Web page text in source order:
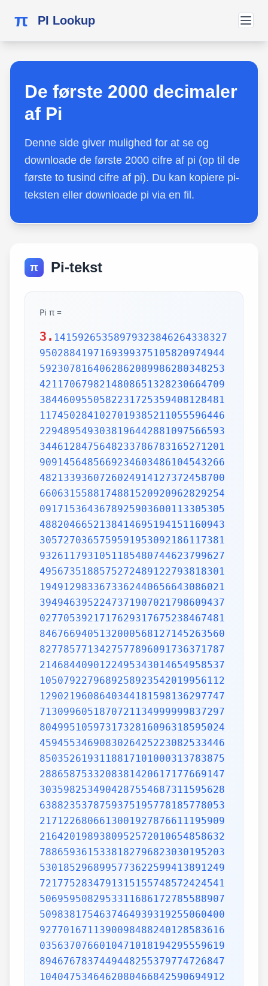
π PI Lookup
De første 2000 decimaler
af Pi
Denne side giver mulighed for at se og
downloade de første 2000 cifre af pi (op til de
første to tusind cifre af pi). Du kan kopiere pi-
teksten eller downloade pi via en fil.
π Pi-tekst
Pi π =
3. 14159265358979323846264338327
9502884197169399375105820974944
5923078164062862089986280348253
4211706798214808651328230664709
3844609550582231725359408128481
1174502841027019385211055596446
2294895493038196442881097566593
3446128475648233786783165271201
9091456485669234603486104543266
4821339360726024914127372458700
6606315588174881520920962829254
0917153643678925903600113305305
4882046652138414695194151160943
3057270365759591953092186117381
9326117931051185480744623799627
4956735188575272489122793818301
1949129833673362440656643086021
3949463952247371907021798609437
0277053921717629317675238467481
8467669405132000568127145263560
8277857713427577896091736371787
2146844090122495343014654958537
1050792279689258923542019956112
1290219608640344181598136297747
7130996051870721134999999837297
8049951059731732816096318595024
4594553469083026425223082533446
8503526193118817101000313783875
2886587533208381420617177669147
3035982534904287554687311595628
6388235378759375195778185778053
2171226806613001927876611195909
2164201989380952572010654858632
7886593615338182796823030195203
5301852968995773622599413891249
7217752834791315155748572424541
5069595082953311686172785588907
5098381754637464939319255060400
9277016711390098488240128583616
0356370766010471018194295559619
8946767837449448255379774726847
1040475346462080466842590694912